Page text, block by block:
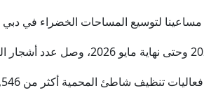
لتوسيع المساحات الخضراء في دبي